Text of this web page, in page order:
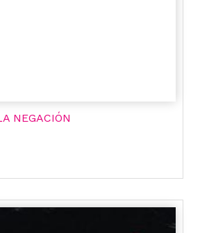
NEGACIÓN